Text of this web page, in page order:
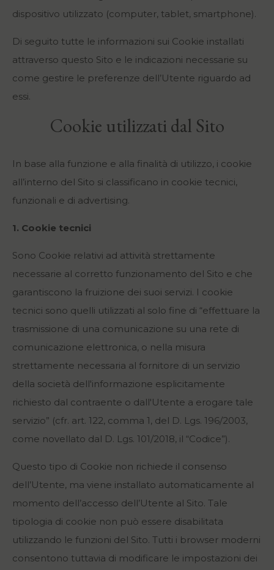
dispositivo utilizzato (computer, tablet, smartphone).
Di seguito tutte le informazioni sui Cookie installati
attraverso questo Sito e le indicazioni necessarie su
come gestire le preferenze dell’Utente riguardo ad
essi.
Cookie utilizzati dal Sito
In base alla funzione e alla finalità di utilizzo, i cookie
all’interno del Sito si classificano in cookie tecnici,
funzionali e di advertising.
1. Cookie tecnici
Sono Cookie relativi ad attività strettamente
necessarie al corretto funzionamento del Sito e che
garantiscono la fruizione dei suoi servizi. I cookie
tecnici sono quelli utilizzati al solo fine di “effettuare la
trasmissione di una comunicazione su una rete di
comunicazione elettronica, o nella misura
strettamente necessaria al fornitore di un servizio
della società dell'informazione esplicitamente
richiesto dal contraente o dall'Utente a erogare tale
servizio” (cfr. art. 122, comma 1, del D. Lgs. 196/2003,
come novellato dal D. Lgs. 101/2018, il “Codice”).
Questo tipo di Cookie non richiede il consenso
dell’Utente, ma viene installato automaticamente al
momento dell’accesso dell’Utente al Sito. Tale
tipologia di cookie non può essere disabilitata
utilizzando le funzioni del Sito. Tutti i browser moderni
consentono tuttavia di modificare le impostazioni dei